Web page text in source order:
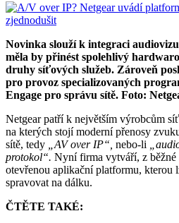
Novinka slouží k integraci
měla by přinést spolehlivý
druhy síťových služeb. Zároveň
pro provoz specializovaných
Engage pro správu sítě. Foto:
Netgear patří k největším výrobcům
na kterých stojí moderní přenosy
sítě, tedy
„AV over IP“, nebo-li
protokol“. Nyní firma vytváří, z
otevřenou aplikační platformu, kterou
spravovat na dálku.
ČTĚTE TAKÉ: